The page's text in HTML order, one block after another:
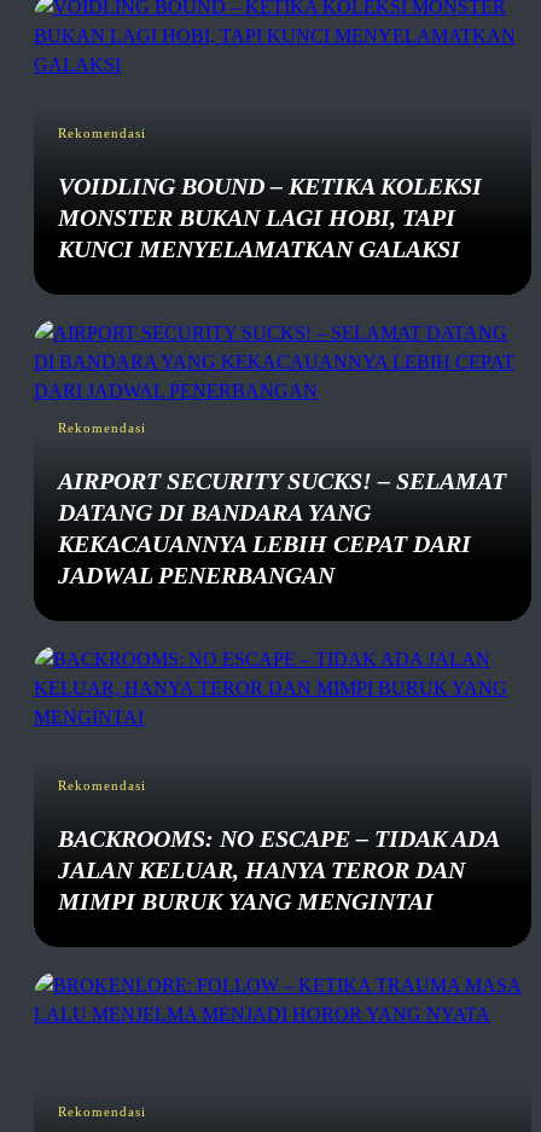
Rekomendasi
VOIDLING BOUND – KETIKA KOLEKSI
MONSTER BUKAN LAGI HOBI, TAPI
KUNCI MENYELAMATKAN GALAKSI
Rekomendasi
AIRPORT SECURITY SUCKS! – SELAMAT
DATANG DI BANDARA YANG
KEKACAUANNYA LEBIH CEPAT DARI
JADWAL PENERBANGAN
Rekomendasi
BACKROOMS: NO ESCAPE – TIDAK ADA
JALAN KELUAR, HANYA TEROR DAN
MIMPI BURUK YANG MENGINTAI
Rekomendasi